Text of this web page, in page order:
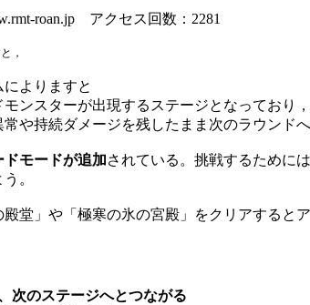
roan.jp アクセス回数：2281
，
によりますと
ンスターが出現するステージとなっており
や持続ダメージを残したまま次のラウン
ドモードが追加されている。挑戦するために
。
堂」や「極寒の氷の宮殿」をクリアすると
次のステージへとつながる